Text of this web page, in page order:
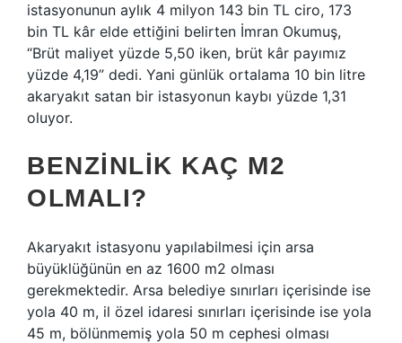
istasyonunun aylık 4 milyon 143 bin TL ciro, 173
bin TL kâr elde ettiğini belirten İmran Okumuş,
“Brüt maliyet yüzde 5,50 iken, brüt kâr payımız
yüzde 4,19” dedi. Yani günlük ortalama 10 bin litre
akaryakıt satan bir istasyonun kaybı yüzde 1,31
oluyor.
BENZINLIK KAÇ M2
OLMALI?
Akaryakıt istasyonu yapılabilmesi için arsa
büyüklüğünün en az 1600 m2 olması
gerekmektedir. Arsa belediye sınırları içerisinde ise
yola 40 m, il özel idaresi sınırları içerisinde ise yola
45 m, bölünmemiş yola 50 m cephesi olması